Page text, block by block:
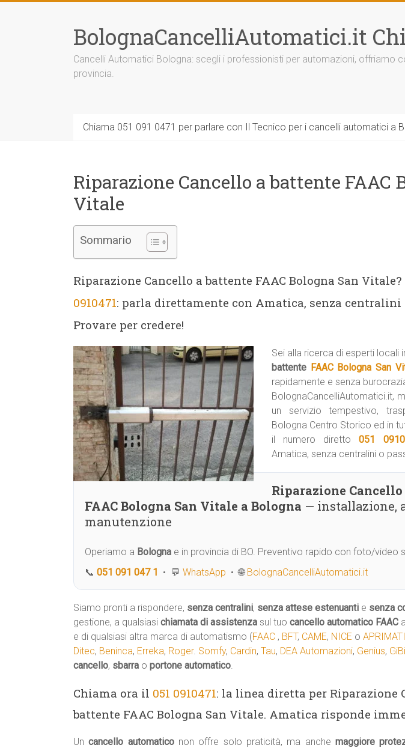
BolognaCancelliAutomatici.it
Cancelli Automatici Bologna: scegli i professionisti per automazioni, offriamo
provincia.
Chiama 051 091 0471 per parlare con Il Tecnico per i cancelli automatici a
Riparazione Cancello a battente FAAC
Vitale
Sommario
Riparazione Cancello a battente FAAC Bologna San
0910471: parla direttamente con Amatica, senza
Provare per credere!
Sei alla ricerca di esperti locali
battente FAAC Bologna San
rapidamente e senza
BolognaCancelliAutomatici.it,
un servizio tempestivo,
Bologna Centro Storico ed in
il numero diretto051
Amatica, senza centralini o
Riparazione
FAAC Bologna San Vitale a Bologna — installazione,
manutenzione
Operiamo a Bologna e in provincia di BO. Preventivo rapido con foto/video
📞 051 091 047 1 • 💬 WhatsApp • 🌐 BolognaCancelliAutomatici.it
Siamo pronti a rispondere, senza centralini, senza attese estenuanti e senza
gestione, a qualsiasi chiamata di assistenza sul tuo cancello automatico FAAC a
e di qualsiasi altra marca di automatismo (FAAC , BFT, CAME, NICE o
Ditec, Beninca, Erreka, Roger. Somfy, Cardin, Tau, DEA Automazioni, Genius,
cancello, sbarra o portone automatico.
Chiama ora il 051 0910471: la linea diretta per Riparazione
battente FAAC Bologna San Vitale. Amatica risponde
Uncancello automaticonon offre solo praticità, ma anchemaggiore